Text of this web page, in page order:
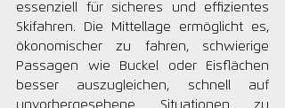
essenziell für sicheres und effizientes
Skifahren. Die Mittellage ermöglicht es,
ökonomischer zu fahren, schwierige
Passagen wie Buckel oder Eisflächen
besser auszugleichen, schnell auf
unvorhergesehene Situationen zu